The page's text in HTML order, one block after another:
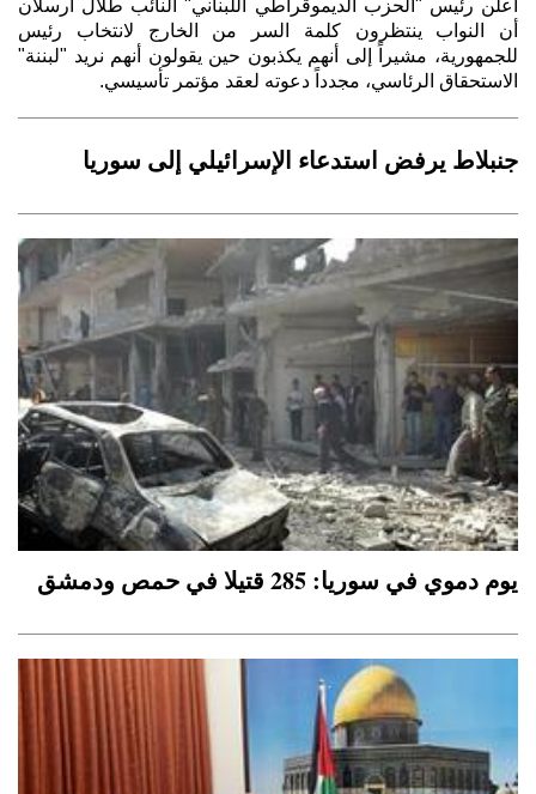
أعلن رئيس "الحزب الديموقراطي اللبناني" النائب طلال ارسلان
أن النواب ينتظرون كلمة السر من الخارج لانتخاب رئيس
للجمهورية، مشيراً إلى أنهم يكذبون حين يقولون أنهم نريد "لبننة"
الاستحقاق الرئاسي، مجدداً دعوته لعقد مؤتمر تأسيسي.
جنبلاط يرفض استدعاء الإسرائيلي إلى سوريا
يوم دموي في سوريا: 285 قتيلا في حمص ودمشق